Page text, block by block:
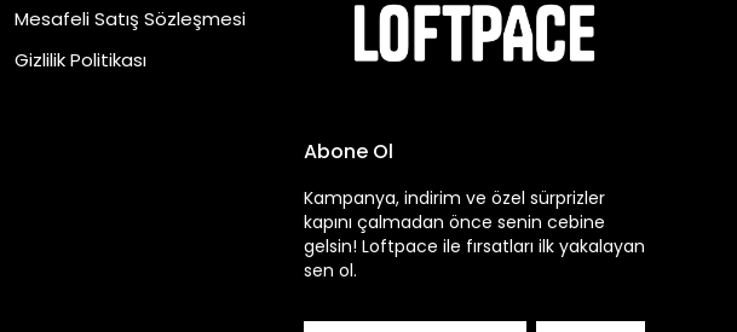
Mesafeli Satış Sözleşmesi
Gizlilik Politikası
Abone Ol
Kampanya, indirim ve özel sürprizler
kapını çalmadan önce senin cebine
gelsin! Loftpace ile fırsatları ilk yakalayan
sen ol.